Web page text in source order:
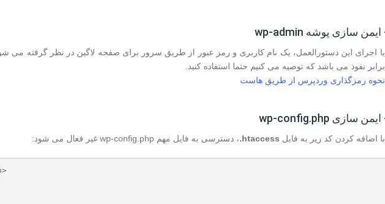
با اجرای این دستورالعمل، یک نام کاربری و رمز عبور از طریق سرور برای صفحه لاگین در نظر گرفته می
برابر نفوذ می باشد که توصیه می کنیم حتما استفاده کنید.
نحوه رمزگذاری وردپرس از طریق هاست
با اضافه کردن کد زیر به فایل htaccess. ، دسترسی به فایل مهم wp-config.php غیر فعال می شود: